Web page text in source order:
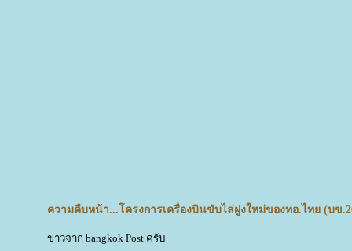
ความคืบหน้า...โครงการเครื่องบินขับไล่ฝูงใหม่ของทอ.ไทย (บข
ข่าวจาก bangkok Post ครับ